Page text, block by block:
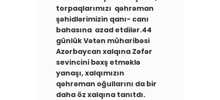
torpaqlarımızı qəhrəman
şəhidlərimizin qanı- canı
bahasına azad etdilər.44
günlük Vətən müharibəsi
Azərbaycan xalqına Zəfər
sevincini bəxş etməklə
yanaşı, xalqımızın
qəhrəman oğullarını da bir
daha öz xalqına tanıtdı.